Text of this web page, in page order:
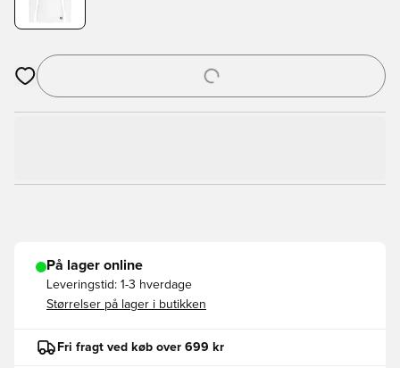
Åbner en Modal til at logge ind eller tilmelde dig som medlem
På lager online
Leveringstid: 1-3 hverdage
Størrelser på lager i butikken
Fri fragt ved køb over 699 kr